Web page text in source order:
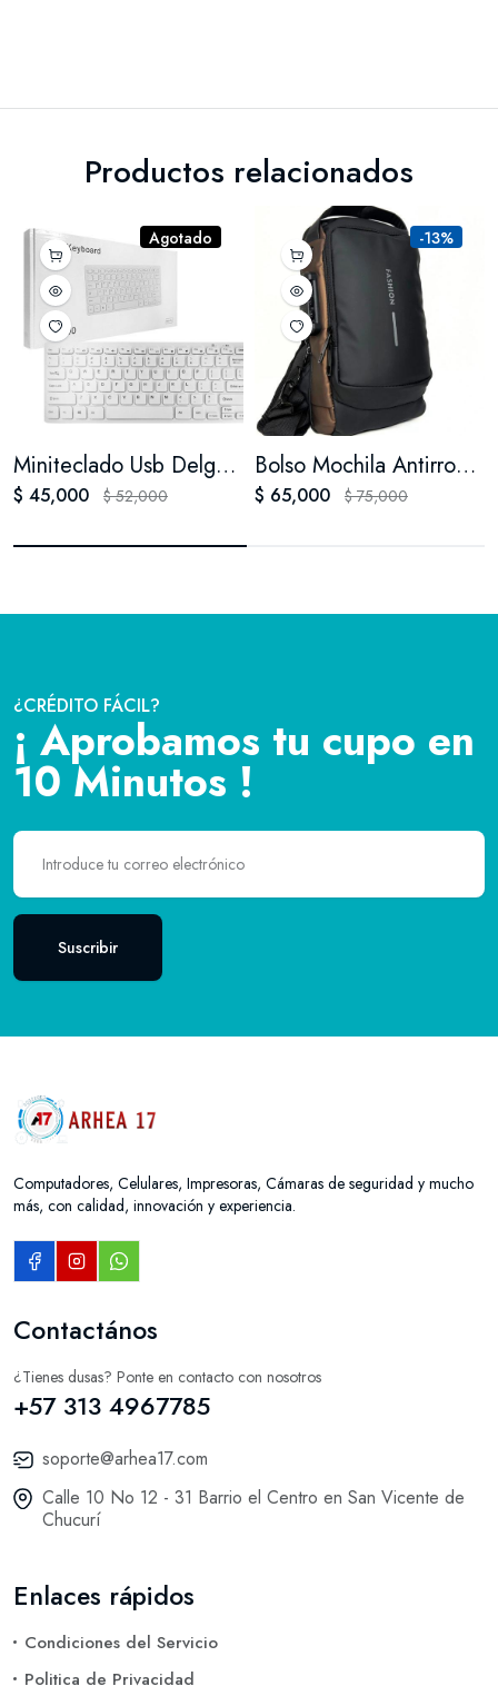
Productos relacionados
Agotado
Miniteclado Usb Delgado K1000 Square Key Blue Para
$ 45,000 $ 52,000
-13%
Bolso Mochila Antirrobo Manos Libres Impermeable Puerto Usb
$ 65,000 $ 75,000
¿CRÉDITO FÁCIL?
¡ Aprobamos tu cupo en
10 Minutos !
Suscribir
Computadores, Celulares, Impresoras, Cámaras de seguridad y mucho
más, con calidad, innovación y experiencia.
Contactános
¿Tienes dusas? Ponte en contacto con nosotros
+57 313 4967785
soporte@arhea17.com
Calle 10 No 12 - 31 Barrio el Centro en San Vicente de
Chucurí
Enlaces rápidos
Condiciones del Servicio
Politica de Privacidad